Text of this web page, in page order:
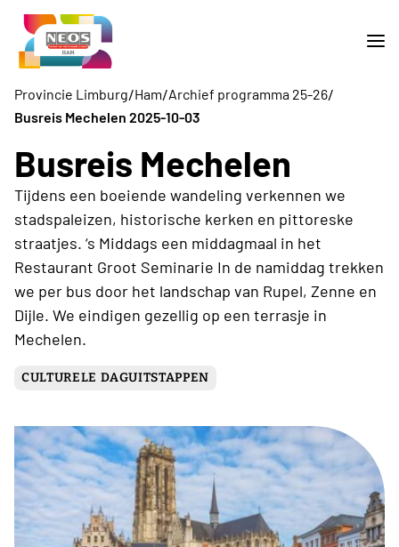
Provincie Limburg/Ham/Archief programma 25-26/
Busreis Mechelen 2025-10-03
Busreis Mechelen
Tijdens een boeiende wandeling verkennen we
stadspaleizen, historische kerken en pittoreske
straatjes. ‘s Middags een middagmaal in het
Restaurant Groot Seminarie In de namiddag trekken
we per bus door het landschap van Rupel, Zenne en
Dijle. We eindigen gezellig op een terrasje in
Mechelen.
CULTURELE DAGUITSTAPPEN